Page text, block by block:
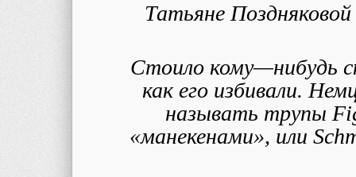
Татьяне
Стоило кому—нибудь
как его избивали.
называть трупы
«манекенами», или